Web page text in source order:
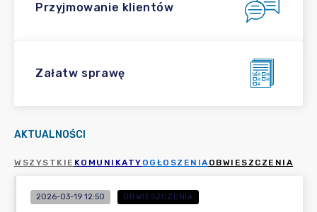
Przyjmowanie klientów
Załatw sprawę
AKTUALNOŚCI
WSZYSTKIE KOMUNIKATY OGŁOSZENIA OBWIESZCZENIA
2026-03-19 12:50 OBWIESZCZENIA